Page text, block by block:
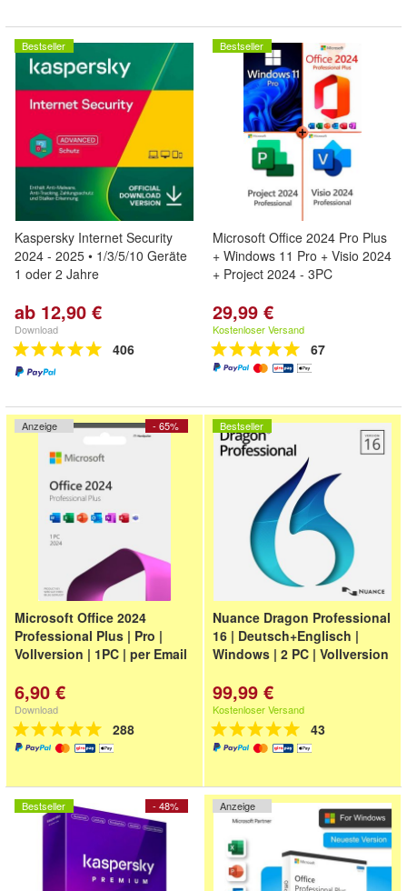
Bestseller
Kaspersky Internet Security
2024 - 2025 • 1/3/5/10 Geräte
1 oder 2 Jahre
ab 12,90 €
Download
406
Bestseller
Microsoft Office 2024 Pro Plus
+ Windows 11 Pro + Visio 2024
+ Project 2024 - 3PC
29,99 €
Kostenloser Versand
67
- 65%
Anzeige
Microsoft Office 2024
Professional Plus | Pro |
Vollversion | 1PC | per Email
6,90 €
Download
288
Bestseller
Nuance Dragon Professional
16 | Deutsch+Englisch |
Windows | 2 PC | Vollversion
99,99 €
Kostenloser Versand
43
- 48%
Bestseller Anzeige